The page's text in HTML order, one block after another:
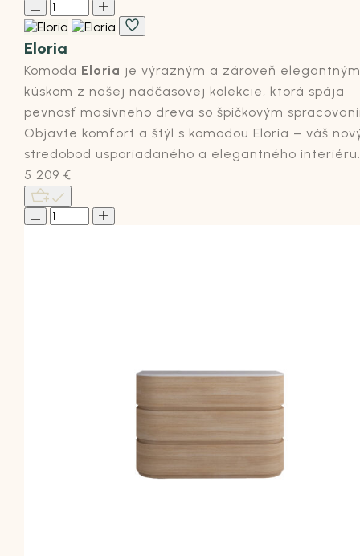
Eloria
Komoda Eloria je výrazným a zároveň elegantným
kúskom z našej nadčasovej kolekcie, ktorá spája
pevnosť masívneho dreva so špičkovým
Objavte komfort a štýl s komodou Eloria – váš
stredobod usporiadaného a elegantného interiéru.
5 209 €